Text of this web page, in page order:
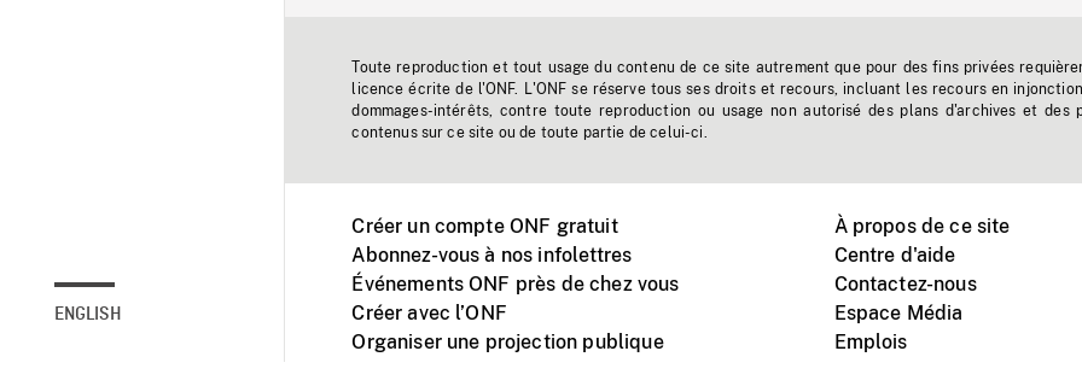
ENGLISH
Toute reproduction et tout usage du contenu de ce site autrement que pour des fins privées
licence écrite de l'ONF. L'ONF se réserve tous ses droits et recours, incluant les recours en
dommages-intérêts, contre toute reproduction ou usage non autorisé des plans d'archives et des
contenus sur ce site ou de toute partie de celui-ci.
Créer un compte ONF gratuit
Abonnez-vous à nos infolettres
Événements ONF près de chez vous
Créer avec l’ONF
Organiser une projection publique
À propos de ce site
Centre d'aide
Contactez-nous
Espace Média
Emplois